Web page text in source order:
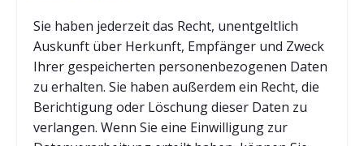
Sie haben jederzeit das Recht, unentgeltlich
Auskunft über Herkunft, Empfänger und Zweck
Ihrer gespeicherten personenbezogenen Daten
zu erhalten. Sie haben außerdem ein Recht, die
Berichtigung oder Löschung dieser Daten zu
verlangen. Wenn Sie eine Einwilligung zur